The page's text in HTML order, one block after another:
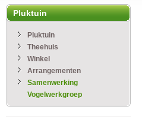
Pluktuin
Pluktuin
Theehuis
Winkel
Arrangementen
Samenwerking
Vogelwerkgroep